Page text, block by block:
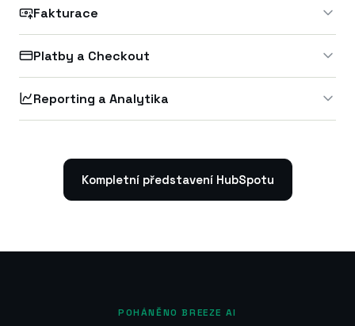
Fakturace
Platby a Checkout
Reporting a Analytika
Kompletní představení HubSpotu
POHÁNĚNO BREEZE AI